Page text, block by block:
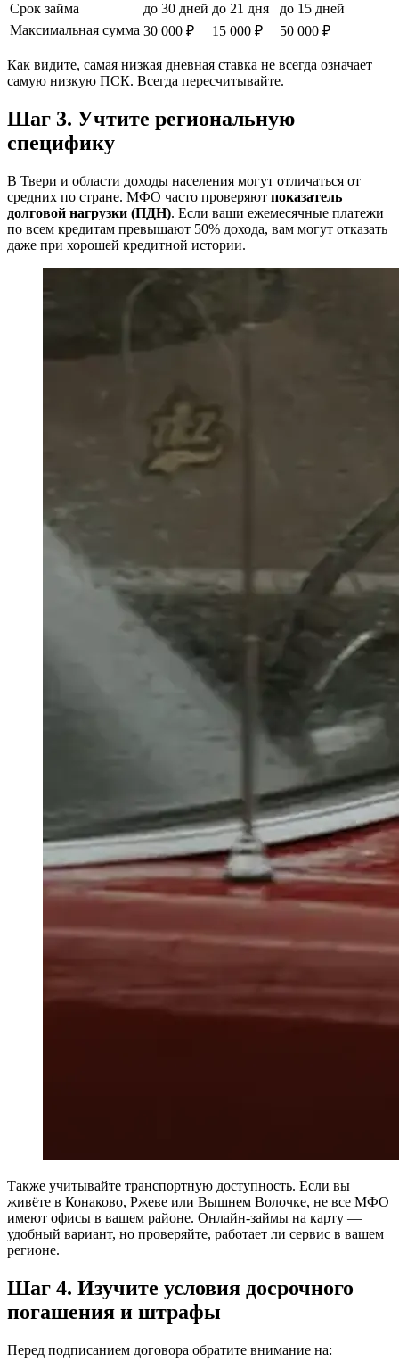
Срок займа
до 30 дней до 21 дня
до 15 дней
Максимальная сумма 30 000 ₽ 15 000 ₽ 50 000 ₽
Как видите, самая низкая дневная ставка не всегда означает
самую низкую ПСК. Всегда пересчитывайте.
Шаг 3. Учтите региональную
специфику
В Твери и области доходы населения могут отличаться от
средних по стране. МФО часто проверяют показатель
долговой нагрузки (ПДН). Если ваши ежемесячные платежи
по всем кредитам превышают 50% дохода, вам могут отказать
даже при хорошей кредитной истории.
Также учитывайте транспортную доступность. Если вы
живёте в Конаково, Ржеве или Вышнем Волочке, не все МФО
имеют офисы в вашем районе. Онлайн-займы на карту —
удобный вариант, но проверяйте, работает ли сервис в вашем
регионе.
Шаг 4. Изучите условия досрочного
погашения и штрафы
Перед подписанием договора обратите внимание на: